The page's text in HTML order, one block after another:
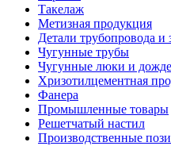
Такелаж
Метизная продукция
Детали трубопровода и
Чугунные трубы
Чугунные люки и
Хризотилцементная
Фанера
Промышленные товары
Решетчатый настил
Производственные